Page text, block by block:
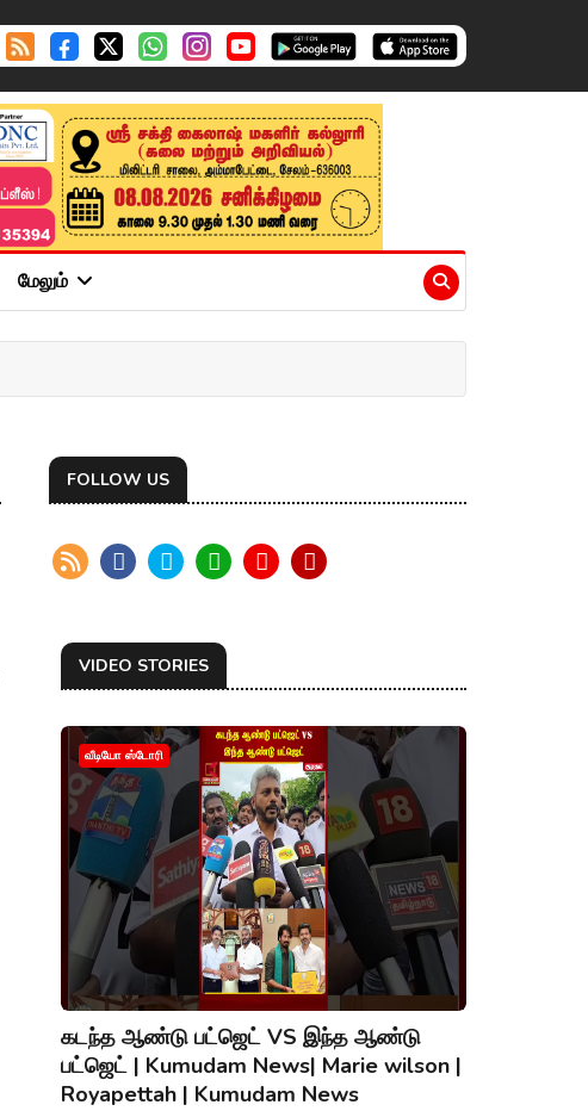
மேலும்
FOLLOW US
VIDEO STORIES
வீடியோ ஸ்டோரி
கடந்த ஆண்டு பட்ஜெட் VS இந்த ஆண்டு
பட்ஜெட் | Kumudam News| Marie wilson |
Royapettah | Kumudam News